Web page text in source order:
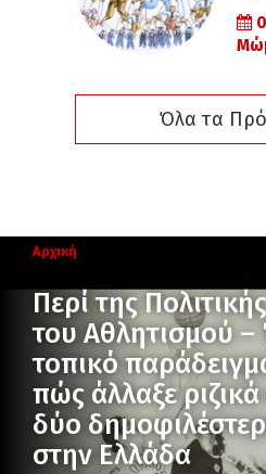
Όλα τα
Αρχική
Περί της
του Αθλητισμού
τοπικό
πώς άλλαξε
δύο
στην Ελλάδα